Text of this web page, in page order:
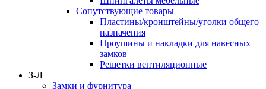
Сопутствующие товары
Пластины/кронштейны/уголки общего
назначения
Проушины и накладки для навесных
замков
Решетки вентиляционные
З-Л
Замки и фурнитура